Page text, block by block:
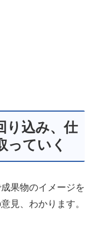
り込み、仕
っていく
果物のイメージを
見、わかります。